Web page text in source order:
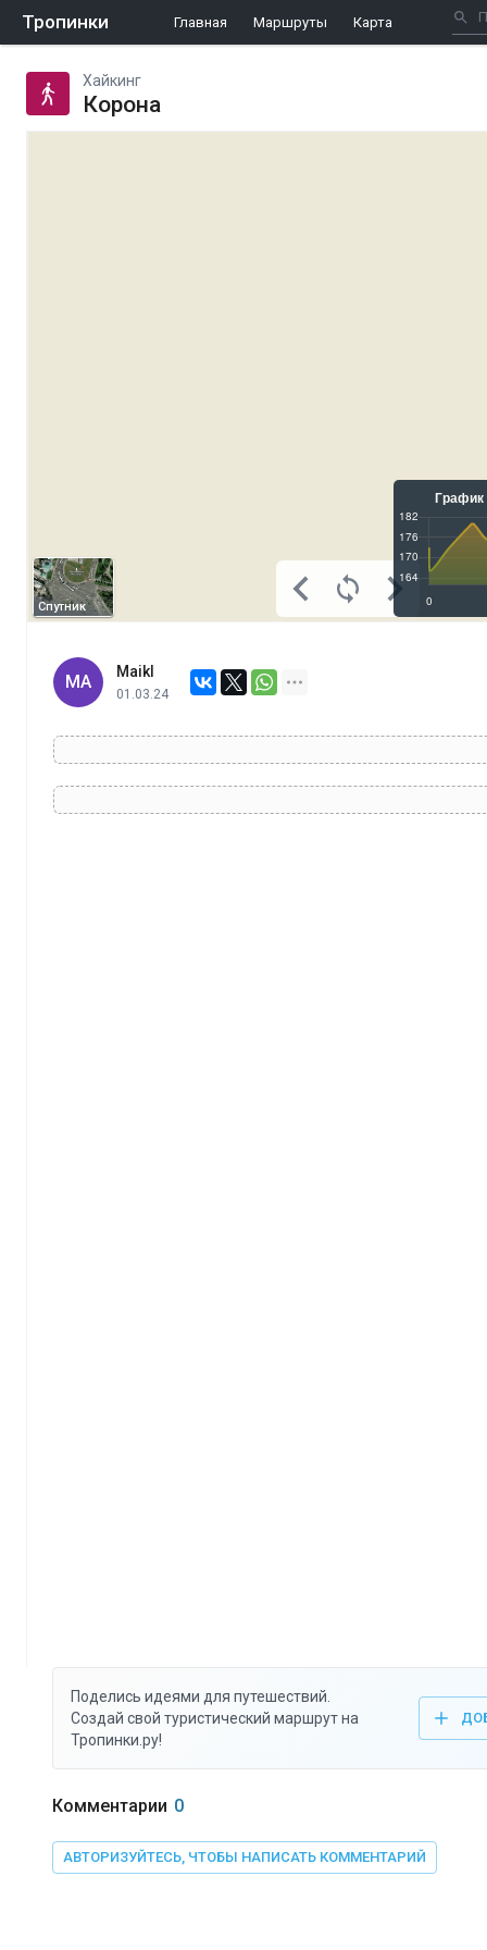
Тропинки Главная Маршруты Карта
Хайкинг
Корона
Спутник
MA
Maikl
01.03.24
Поделись идеями для путешествий.
Создай свой туристический маршрут на
Тропинки.ру!
Комментарии 0
АВТОРИЗУЙТЕСЬ, ЧТОБЫ НАПИСАТЬ КОММЕНТАРИЙ